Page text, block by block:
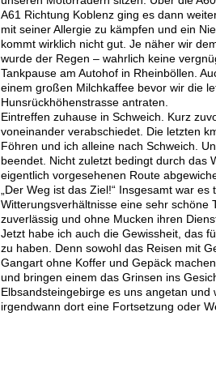
A61 Richtung Koblenz ging es dann
mit seiner Allergie zu kämpfen und ein
kommt wirklich nicht gut. Je näher wir
wurde der Regen – wahrlich keine
Tankpause am Autohof in Rheinböllen.
einem großen Milchkaffee bevor wir die
Hunsrückhöhenstrasse antraten.
Eintreffen zuhause in Schweich. Kurz
voneinander verabschiedet. Die letzten
Föhren und ich alleine nach Schweich.
beendet. Nicht zuletzt bedingt durch das
eigentlich vorgesehenen Route
„Der Weg ist das Ziel!“ Insgesamt war
Witterungsverhältnisse eine sehr schöne
zuverlässig und ohne Mucken ihren
Jetzt habe ich auch die Gewissheit, das
zu haben. Denn sowohl das Reisen mit
Gangart ohne Koffer und Gepäck
und bringen einem das Grinsen ins
Elbsandsteingebirge es uns angetan und
irgendwann dort eine Fortsetzung oder